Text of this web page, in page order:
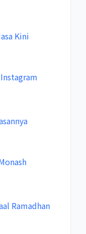
Kini
Ramadhan